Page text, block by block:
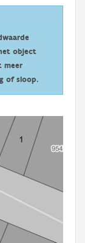
object
meer
of sloop.